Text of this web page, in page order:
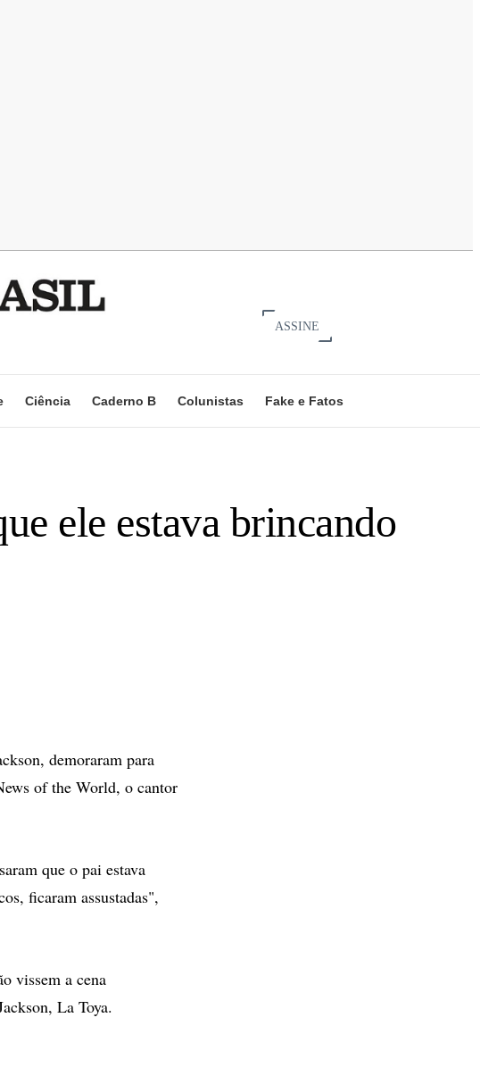
ASSINE
Ciência Caderno B Colunistas Fake e Fatos
ele estava brincando
demoraram para
of the World, o cantor
que o pai estava
ficaram assustadas",
vissem a cena
La Toya.